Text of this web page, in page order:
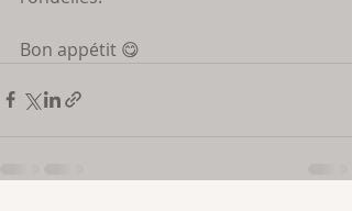
Bon appétit 😋